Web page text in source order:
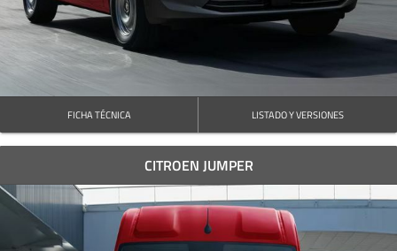
FICHA TÉCNICA LISTADO Y VERSIONES
CITROEN JUMPER